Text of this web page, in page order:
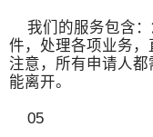
我们的服务包含：
件，处理各项业务，
注意，所有申请人
能离开。
05